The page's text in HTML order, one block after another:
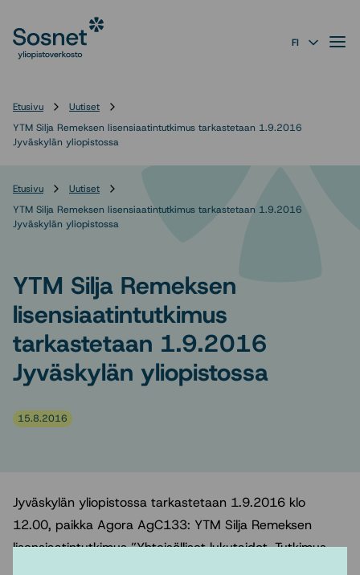
suoraan
sisältöön
FI
Etusivu
Uutiset
YTM Silja Remeksen lisensiaatintutkimus tarkastetaan 1.9.2016
Jyväskylän yliopistossa
Etusivu
Uutiset
YTM Silja Remeksen lisensiaatintutkimus tarkastetaan 1.9.2016
Jyväskylän yliopistossa
YTM Silja Remeksen
lisensiaatintutkimus
tarkastetaan 1.9.2016
Jyväskylän yliopistossa
15.8.2016
Jyväskylän yliopistossa tarkastetaan 1.9.2016 klo
12.00, paikka Agora AgC133: YTM Silja Remeksen
lisensiaatintutkimus ”Yhteisölliset lukutaidot. Tutkimus